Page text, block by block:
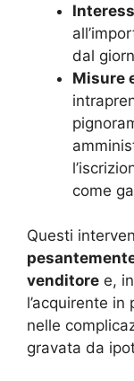
dal
Misure
come
Questi
venditore e,
l’acquirente
nelle
gravata da